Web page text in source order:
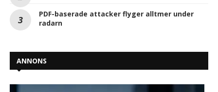
PDF-baserade attacker flyger alltmer under
radarn
ANNONS